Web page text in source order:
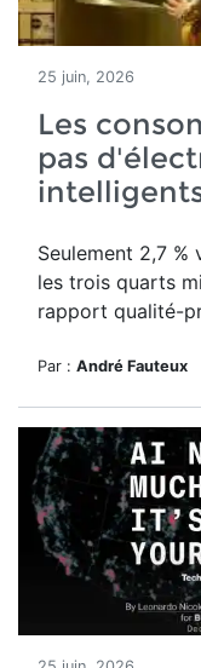
25 juin, 2026
Les
pas
Seulement 2,7 %
les trois quarts
rapport qualité-
Par : André Fauteux